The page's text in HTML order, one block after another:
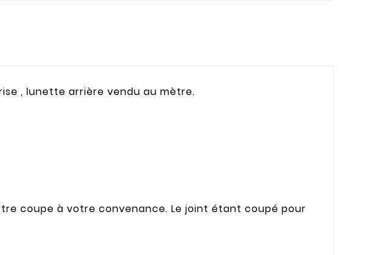
, lunette arrière vendu au mètre.
coupe à votre convenance. Le joint étant coupé pour